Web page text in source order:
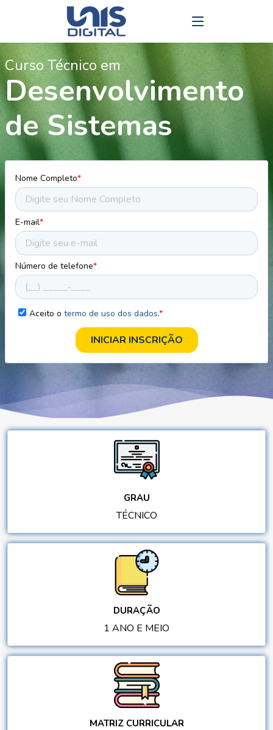
Curso Técnico em
Desenvolvimento
de Sistemas
Nome Completo*
E-mail*
Número de telefone*
Aceito o termo de uso dos dados.*
GRAU
TÉCNICO
DURAÇÃO
1 ANO E MEIO
MATRIZ CURRICULAR